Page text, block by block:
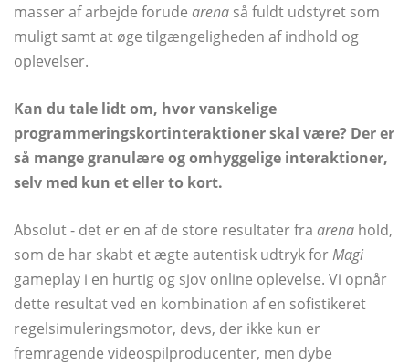
masser af arbejde forude arena så fuldt udstyret som
muligt samt at øge tilgængeligheden af ​​indhold og
oplevelser.
Kan du tale lidt om, hvor vanskelige
programmeringskortinteraktioner skal være? Der er
så mange granulære og omhyggelige interaktioner,
selv med kun et eller to kort.
Absolut - det er en af ​​de store resultater fra arena hold,
som de har skabt et ægte autentisk udtryk forMagi
gameplay i en hurtig og sjov online oplevelse. Vi opnår
dette resultat ved en kombination af en sofistikeret
regelsimuleringsmotor, devs, der ikke kun er
fremragende videospilproducenter, men dybe